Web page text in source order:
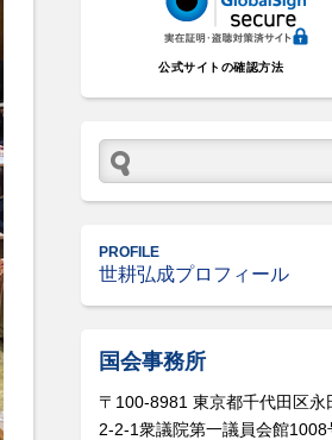
公式サイトの確認方法
PROFILE
世耕弘成プロフィール
国会事務所
〒100-8981 東京都千代田区永
2-2-1衆議院第一議員会館1008